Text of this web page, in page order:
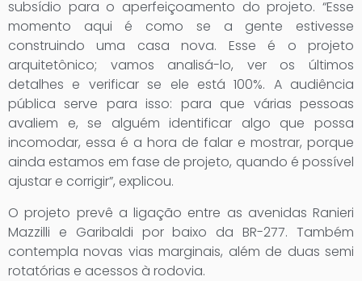
subsídio para o aperfeiçoamento do projeto. “Esse
momento aqui é como se a gente estivesse
construindo uma casa nova. Esse é o projeto
arquitetônico; vamos analisá-lo, ver os últimos
detalhes e verificar se ele está 100%. A audiência
pública serve para isso: para que várias pessoas
avaliem e, se alguém identificar algo que possa
incomodar, essa é a hora de falar e mostrar, porque
ainda estamos em fase de projeto, quando é possível
ajustar e corrigir”, explicou.
O projeto prevê a ligação entre as avenidas Ranieri
Mazzilli e Garibaldi por baixo da BR-277. Também
contempla novas vias marginais, além de duas semi
rotatórias e acessos à rodovia.